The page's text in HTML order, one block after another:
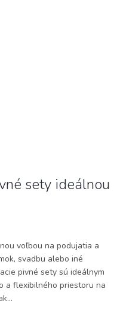
sety ideálnou
voľbou na podujatia a
svadbu alebo iné
pivné sety sú ideálnym
a flexibilného priestoru na